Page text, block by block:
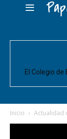
El Colegio
Inicio Actualidad